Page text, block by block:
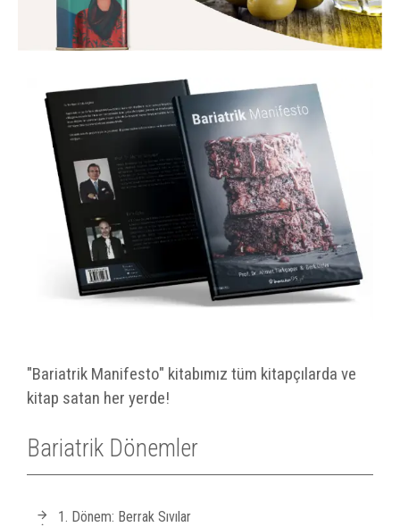
"Bariatrik Manifesto" kitabımız tüm kitapçılarda ve
kitap satan her yerde!
Bariatrik Dönemler
1. Dönem: Berrak Sıvılar